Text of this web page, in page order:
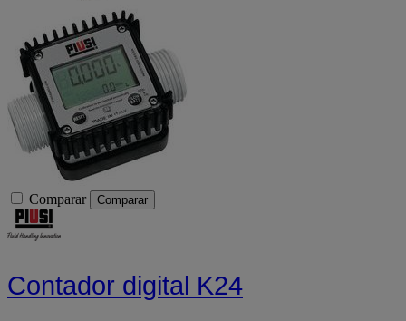
Comparar Comparar
Contador digital K24